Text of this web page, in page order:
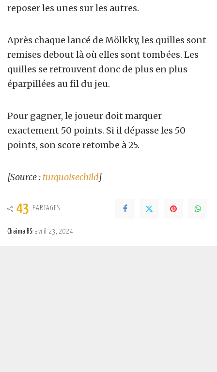
reposer les unes sur les autres.
Après chaque lancé de Mölkky, les quilles sont
remises debout là où elles sont tombées. Les
quilles se retrouvent donc de plus en plus
éparpillées au fil du jeu.
Pour gagner, le joueur doit marquer
exactement 50 points. Si il dépasse les 50
points, son score retombe à 25.
[Source : turquoisechild]
43 PARTAGES
Chaima BS avril 23, 2024